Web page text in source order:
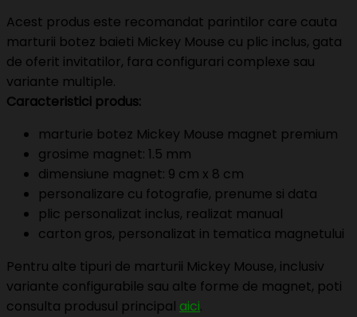
Acest produs este recomandat parintilor care cauta
marturii botez baieti Mickey Mouse cu plic inclus, gata
de oferit invitatilor, fara configurari complexe sau
variante multiple.
Caracteristici produs:
marturie botez Mickey Mouse magnet premium
grosime magnet: 1.5 mm
dimensiune magnet: 9 cm x 8 cm
personalizare cu fotografie, prenume si data
plic personalizat inclus, realizat manual
carton gros, personalizat in tematica magnetului
Pentru alte tipuri de marturii Mickey Mouse, inclusiv
variante configurabile sau alte forme de magnet, poti
consulta produsul principal aici.